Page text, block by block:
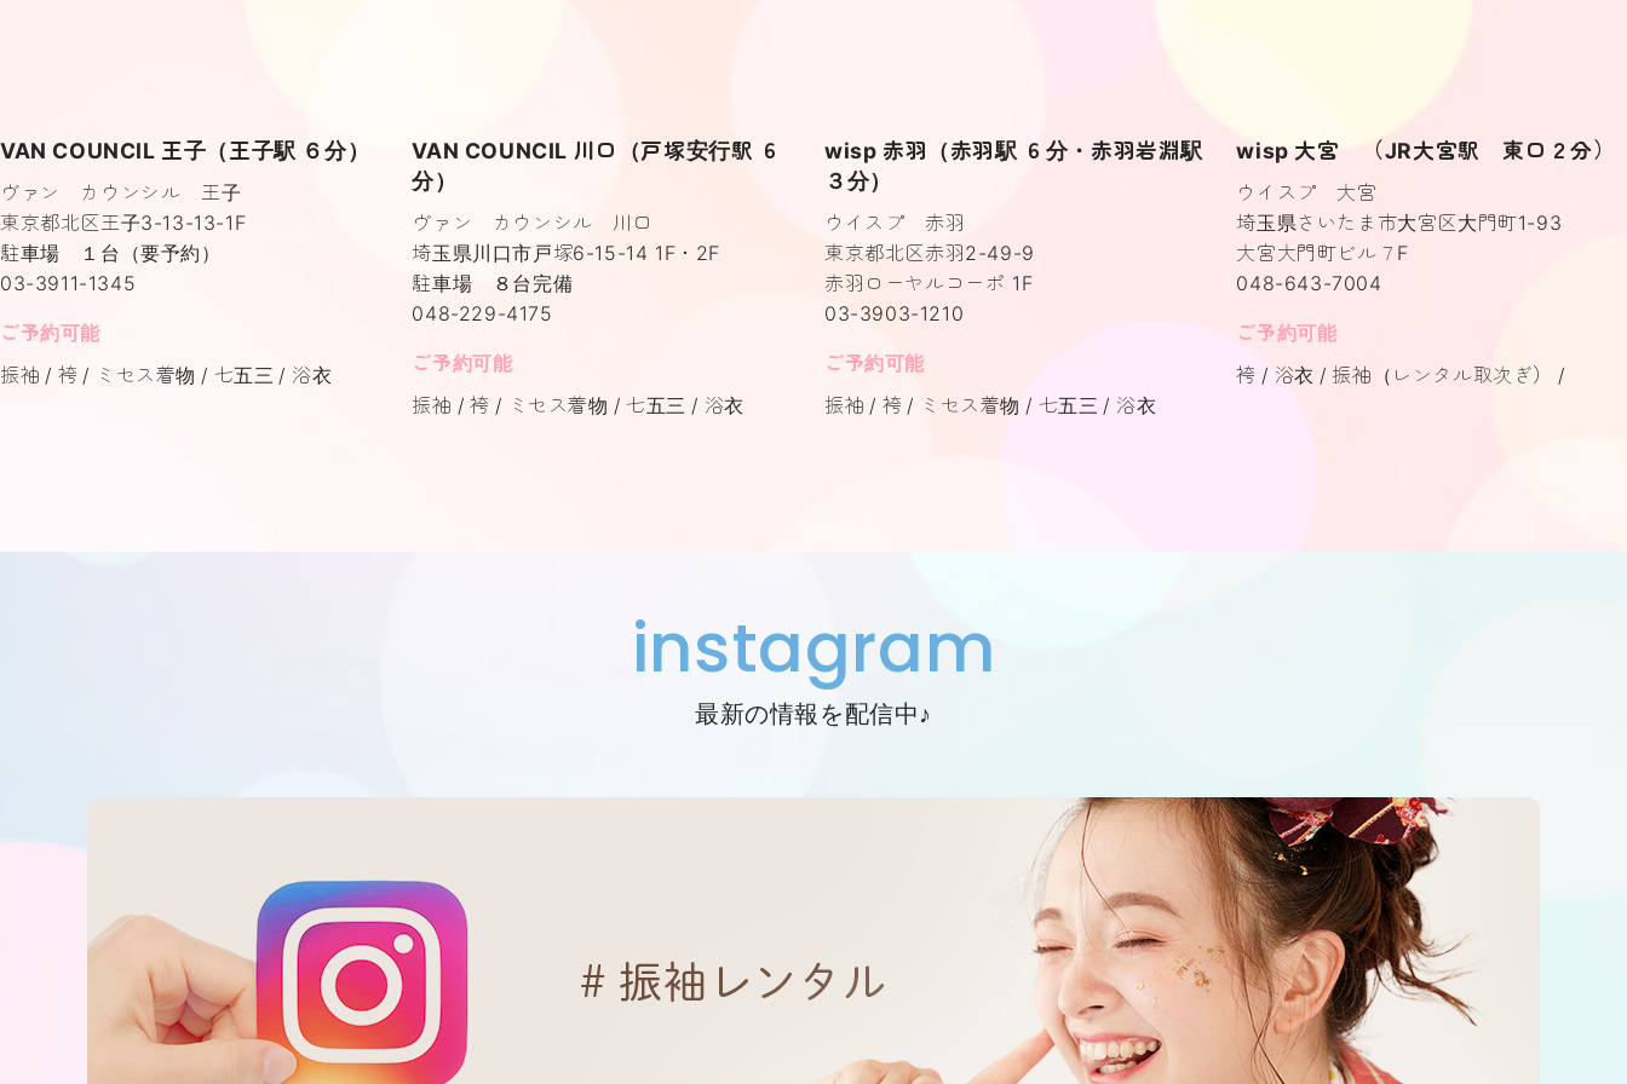
VAN COUNCIL 王子（王子駅 ６分）
ヴァン カウンシル 王子
東京都北区王子3-13-13-1F
駐車場 １台（要予約）
03-3911-1345
ご予約可能
振袖
袴 ミセス着物 七五三 浴衣
VAN COUNCIL 川口（戸塚安行駅 ６
分）
ヴァン カウンシル 川口
埼玉県川口市戸塚6-15-14 1F・2F
駐車場 ８台完備
048-229-4175
ご予約可能
振袖
袴 ミセス着物 七五三 浴衣
wisp 赤羽（赤羽駅 ６分・赤羽岩淵駅
３分）
ウイスプ 赤羽
東京都北区赤羽2-49-9
赤羽ローヤルコーポ 1F
03-3903-1210
ご予約可能
振袖
袴 ミセス着物 七五三 浴衣
wisp 大宮 （JR大宮駅 東口２分）
ウイスプ 大宮
埼玉県さいたま市大宮区大門町1-93
大宮大門町ビル７F
048-643-7004
ご予約可能
袴
浴衣 振袖（レンタル取次ぎ）
instagram
最新の情報を配信中♪